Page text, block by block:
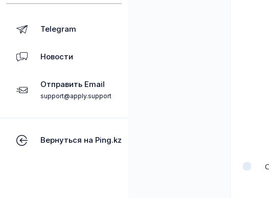
Telegram
Новости
Отправить Email
support@apply.support
Вернуться на Ping.kz
С